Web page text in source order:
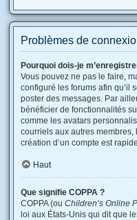
Problèmes de
Pourquoi dois-je
Vous pouvez ne pas le faire,
configuré les forums afin qu’il
poster des messages. Par
bénéficier de fonctionnalités
comme les avatars
courriels aux autres membres,
création d’un compte est
Haut
Que signifie COPPA ?
COPPA (ou Children’s Online
loi aux États-Unis qui dit que